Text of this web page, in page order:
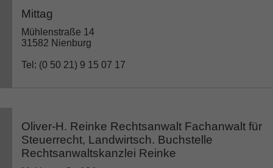
Mittag
Mühlenstraße 14
31582 Nienburg
Tel: (0 50 21) 9 15 07 17
Oliver-H. Reinke Rechtsanwalt Fachanwalt für
Steuerrecht, Landwirtsch. Buchstelle
Rechtsanwaltskanzlei Reinke